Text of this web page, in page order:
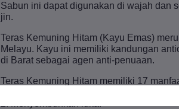
Sabun ini dapat digunakan di wajah dan
jin.
Teras Kemuning Hitam (Kayu Emas)
Melayu. Kayu ini memiliki kandungan
di Barat sebagai agen anti-penuaan.
Teras Kemuning Hitam memiliki 17